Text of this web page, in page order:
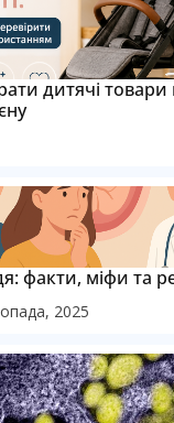
дитячі товари
факти, міфи та
2025